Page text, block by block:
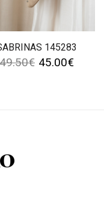
145283
49.50€ 45.00€